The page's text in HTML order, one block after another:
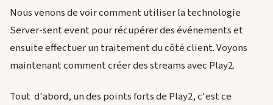
Nous venons de voir comment utiliser la technologie
Server-sent event pour récupérer des événements et
ensuite effectuer un traitement du côté client. Voyons
maintenant comment créer des streams avec Play2.
Tout d'abord, un des points forts de Play2, c'est ce